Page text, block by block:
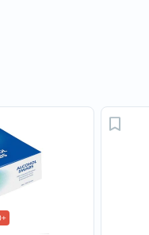
+1000 طلب